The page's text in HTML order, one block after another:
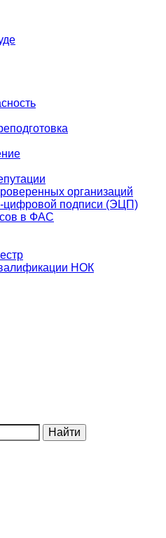
организаций
цифровой подписи (ЭЦП)
в ФАС
НОК